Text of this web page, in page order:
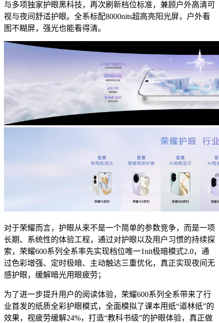
与多项独家护眼黑科技，再次刷新档位标准，兼顾户外高清可
视与夜间舒适护眼。全系标配8000nits超高亮阳光屏，户外看
图不糊屏，强光也能看得清。
对于荣耀而言，护眼从来不是一个简单的参数竞争，而是一项
长期、系统性的体验工程，通过对护眼以及用户习惯的持续探
索，荣耀600系列全系率先实现档位唯一1nit极暗模式2.0，通
过色彩增强、定时极暗、主动触达三重优化，真正实现夜间无
感护眼，缓解暗光用眼疲劳；
为了进一步提升用户的阅读体验，荣耀600系列全系带来了行
业首发的纸质全彩护眼模式，全面模拟了课本用纸“道林纸”的
效果，视疲劳缓解24%，打造“教科书级”的护眼体验，真正做